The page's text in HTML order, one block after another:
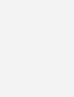
auch Wasserstoff-
Europa bleibt noch
glaubt nicht
2030 mehr Illusion